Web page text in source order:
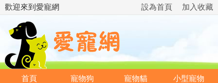
歡迎來到愛寵網 加入收藏
設為首頁
首頁 寵物狗 寵物貓 小型寵物